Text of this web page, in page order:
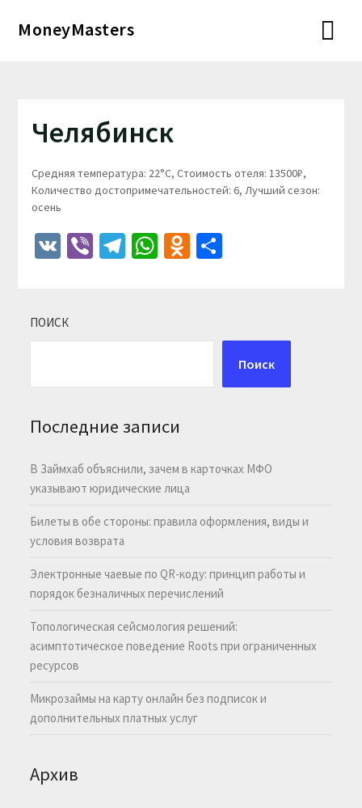
MoneyMasters
Челябинск
Средняя температура: 22°C, Стоимость отеля: 13500₽,
Количество достопримечательностей: 6, Лучший сезон:
осень
VKViberTelegram
WhatsApp
Odnoklassniki
Отправить
ПОИСК
Поиск
Последние записи
В Займхаб объяснили, зачем в карточках МФО
указывают юридические лица
Билеты в обе стороны: правила оформления, виды и
условия возврата
Электронные чаевые по QR-коду: принцип работы и
порядок безналичных перечислений
Топологическая сейсмология решений:
асимптотическое поведение Roots при ограниченных
ресурсов
Микрозаймы на карту онлайн без подписок и
дополнительных платных услуг
Архив